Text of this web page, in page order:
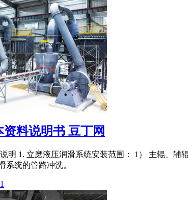
资料说明书 豆丁网
明 1. 立磨液压润滑系统安装范围： 1） 主辊、
系统的管路冲洗。